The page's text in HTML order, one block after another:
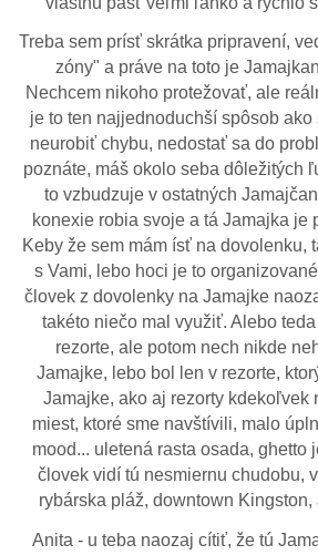
Treba sem prísť skrátka pripravení,
zóny" a práve na toto je
Nechcem nikoho protežovať, ale
je to ten najjednoduchší spôsob
neurobiť chybu, nedostať sa do
poznáte, máš okolo seba dôležitých
to vzbudzuje v ostatných
konexie robia svoje a tá Jamajka je
Keby že sem mám ísť na dovolenku,
s Vami, lebo hoci je to
človek z dovolenky na Jamajke
takéto niečo mal využiť. Alebo
rezorte, ale potom nech nikde
Jamajke, lebo bol len v rezorte,
Jamajke, ako aj rezorty kdekoľvek
miest, ktoré sme navštívili, malo
mood... uletená rasta osada, ghetto
človek vidí tú nesmiernu chudobu,
rybárska pláž, downtown Kingston,
Anita - u teba naozaj cítiť, že tú